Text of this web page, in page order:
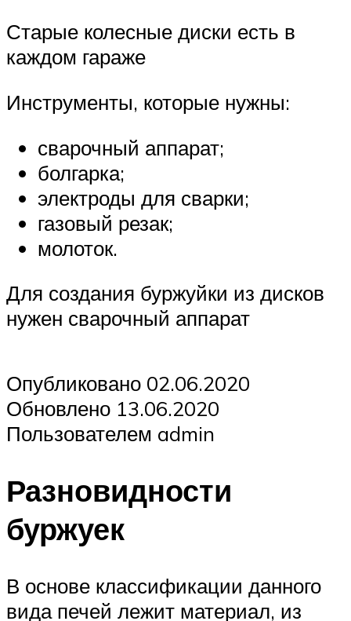
Старые колесные диски есть в
каждом гараже
Инструменты, которые нужны:
сварочный аппарат;
болгарка;
электроды для сварки;
газовый резак;
молоток.
Для создания буржуйки из дисков
нужен сварочный аппарат
Опубликовано 02.06.2020
Обновлено 13.06.2020
Пользователем admin
Разновидности
буржуек
В основе классификации данного
вида печей лежит материал, из